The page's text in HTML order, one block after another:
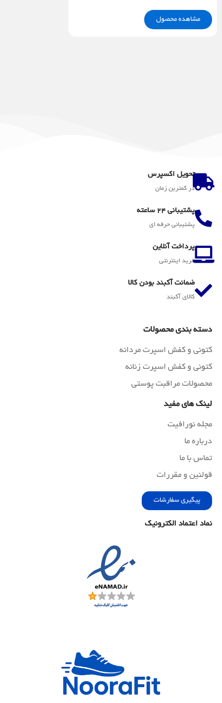
مشاهده محصول
تحویل اکسپرس
در کمترین زمان
پشتیبانی 24 ساعته
پشتیبانی حرفه ای
پرداخت آنلاین
خرید اینترنتی
ضمانت آکبند بودن کالا
کالای آکبند
دسته بندی محصولات
کتونی و کفش اسپرت مردانه
کتونی و کفش اسپرت زنانه
محصولات مراقبت پوستی
لینک های مفید
مجله نورافیت
درباره ما
تماس با ما
قولنین و مقررات
پیگیری سفارشات
نماد اعتماد الکترونیک